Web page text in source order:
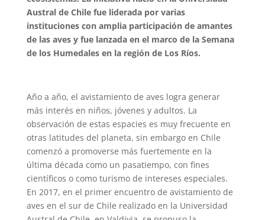
Austral de Chile fue liderada por varias
instituciones con amplia participación de amantes
de las aves y fue lanzada en el marco de la Semana
de los Humedales en la región de Los Ríos.
Año a año, el avistamiento de aves logra generar
más interés en niños, jóvenes y adultos. La
observación de estas espacies es muy frecuente en
otras latitudes del planeta, sin embargo en Chile
comenzó a promoverse más fuertemente en la
última década como un pasatiempo, con fines
científicos o como turismo de intereses especiales.
En 2017, en el primer encuentro de avistamiento de
aves en el sur de Chile realizado en la Universidad